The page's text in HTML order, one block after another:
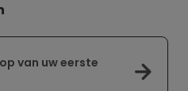
van uw eerste